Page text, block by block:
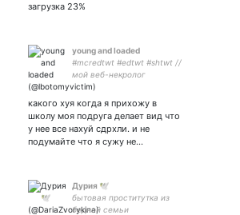
загрузка 23%
young and loaded
#mcredtwt #edtwt #shtwt //
мой веб-некролог
какого хуя когда я прихожу в
школу моя подруга делает вид что
у нее все нахуй сдрхли. и не
подумайте что я сужу не…
Дурия 🕊
бытовая проститутка из
бедной семьи